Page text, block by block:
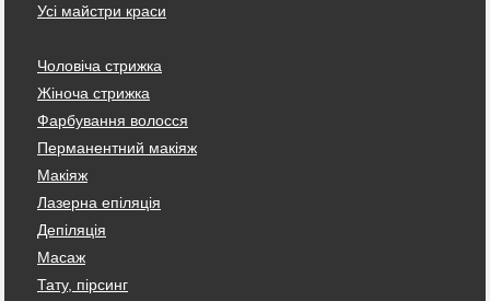
Усі майстри краси
Чоловіча стрижка
Жіноча стрижка
Фарбування волосся
Перманентний макіяж
Макіяж
Лазерна епіляція
Депіляція
Масаж
Тату, пірсинг